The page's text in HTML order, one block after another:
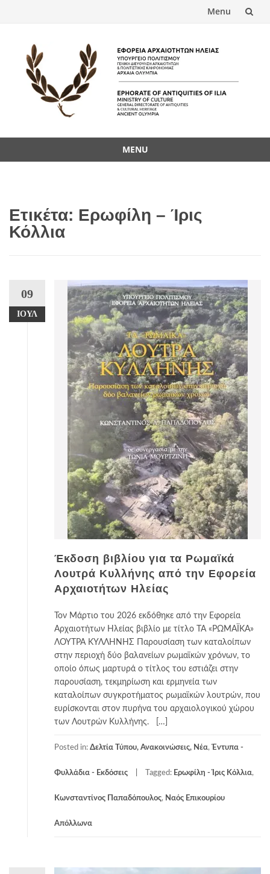
Menu
content
MENU
Ετικέτα: Ερωφίλη – Ίρις
Κόλλια
09
ΙΟΎΛ
Έκδοση βιβλίου για τα Ρωμαϊκά
Λουτρά Κυλλήνης από την Εφορεία
Αρχαιοτήτων Ηλείας
Τον Μάρτιο του 2026 εκδόθηκε από την Εφορεία
Αρχαιοτήτων Ηλείας βιβλίο με τίτλο ΤΑ «ΡΩΜΑΪΚΑ»
ΛΟΥΤΡΑ ΚΥΛΛΗΝΗΣ Παρουσίαση των καταλοίπων
στην περιοχή δύο βαλανείων ρωμαϊκών χρόνων, το
οποίο όπως μαρτυρά ο τίτλος του εστιάζει στην
παρουσίαση, τεκμηρίωση και ερμηνεία των
καταλοίπων συγκροτήματος ρωμαϊκών λουτρών, που
ευρίσκονται στον πυρήνα του αρχαιολογικού χώρου
των Λουτρών Κυλλήνης. […]
Posted in: Δελτία Τύπου, Ανακοινώσεις, Νέα, Έντυπα -
Φυλλάδια - Εκδόσεις Tagged: Ερωφίλη - Ίρις Κόλλια,
Κωνσταντίνος Παπαδόπουλος, Ναός Επικουρίου
Απόλλωνα